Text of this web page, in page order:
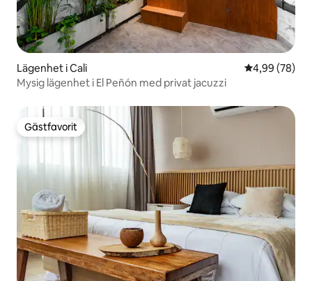
Lägenhet i Cali 4,99 av 5 i
4,99 (78)
Mysig lägenhet i El Peñón med privat jacuzzi
Gästfavorit
Gästfavorit